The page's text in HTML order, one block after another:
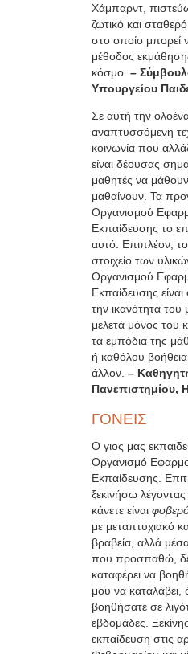
Χάμπαρντ, πιστεύω
ζωτικό και
στο οποίο μπορεί
μέθοδος
κόσμο. –
Υπουργείου
Σε αυτή την
αναπτυσσόμενη
κοινωνία που
είναι δέουσας
μαθητές να
μαθαίνουν. Τα
Οργανισμού
Εκπαίδευσης το
αυτό. Επιπλέον,
στοιχείο των
Οργανισμού
Εκπαίδευσης
την ικανότητα του
μελετά μόνος του
τα εμπόδια της
ή καθόλου
άλλον. –
Πανεπιστημίου,
ΓΟΝΕΙΣ
Ο γιος μας
Οργανισμό
Εκπαίδευσης.
ξεκινήσω
κάνετε είναι
με μεταπτυχιακό
βραβεία, αλλά
που προσπαθώ,
καταφέρει να
μου να καταλάβει,
βοηθήσατε σε
εβδομάδες.
εκπαίδευση στις